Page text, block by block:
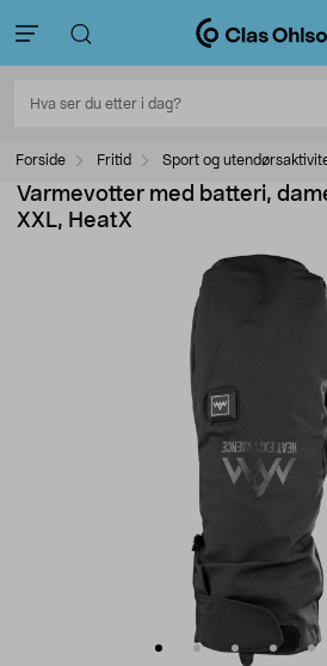
Forside Fritid Sport og
Varmevotter med batteri,
XXL, HeatX